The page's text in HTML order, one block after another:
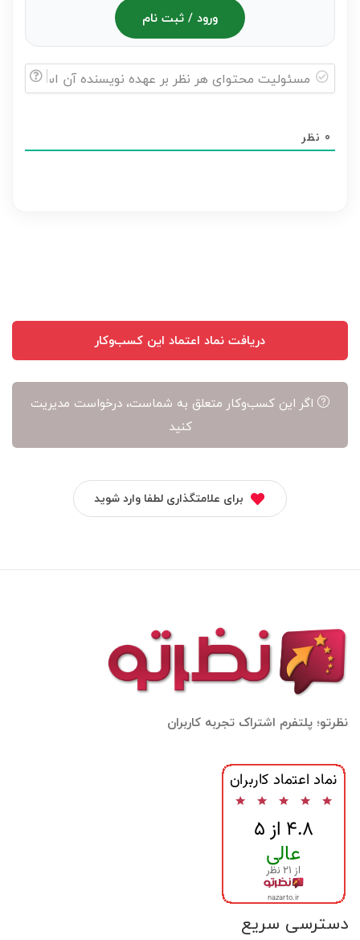
ورود / ثبت نام
هر
0 نظر
دریافت نماد اعتماد این کسب‌وکار
اگر این کسب‌وکار متعلق به شماست، درخواست مدیریت
کنید
برای علامتگذاری لطفا وارد شوید
نظرتو؛ پلتفرم اشتراک تجربه کاربران
دسترسی سریع